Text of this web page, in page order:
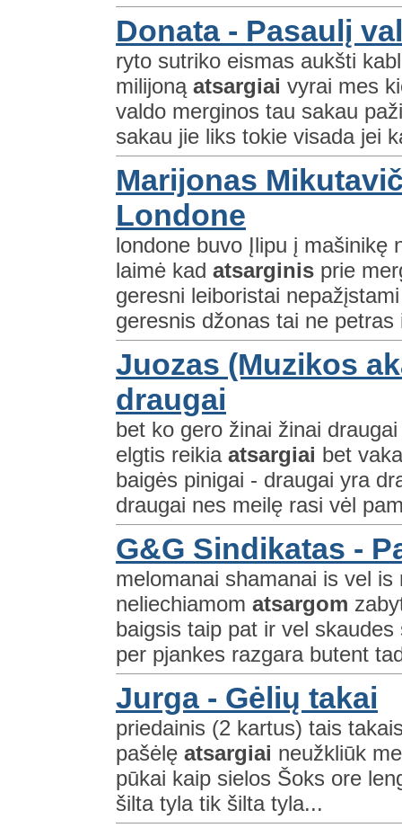
Donata - Pasaulį
ryto sutriko eismas aukšti
milijoną atsargiai vyrai mes
valdo merginos tau sakau
sakau jie liks tokie visada jei
Marijonas
Londone
londone buvo Įlipu į mašinikę
laimė kad atsarginis prie
geresni leiboristai
geresnis džonas tai ne
Juozas (Muzikos
draugai
bet ko gero žinai žinai
elgtis reikia atsargiai bet
baigės pinigai - draugai yra
draugai nes meilę rasi vėl
G&G Sindikatas -
melomanai shamanai is vel
neliechiamom atsargom
baigsis taip pat ir vel
per pjankes razgara butent
Jurga - Gėlių takai
priedainis (2 kartus) tais
pašėlę atsargiai neužkliūk
pūkai kaip sielos Šoks ore
šilta tyla tik šilta tyla...